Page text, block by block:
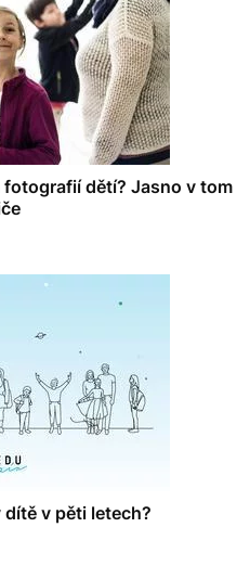
dětí? Jasno v tom
v pěti letech?